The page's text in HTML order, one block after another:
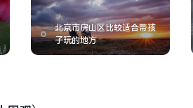
北京市房山区比较适合带孩
子玩的地方